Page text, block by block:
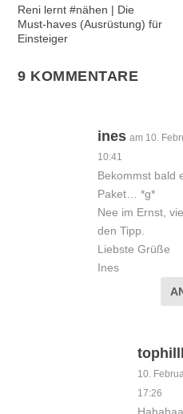
Reni lernt #nähen | Die
Must-haves (Ausrüstung) für
Einsteiger
9 KOMMENTARE
ines am 10.
10:41
Bekommst bald
Paket… *g*
Nee im Ernst,
den Tipp.
Liebste Grüße
Ines
10.
17:26